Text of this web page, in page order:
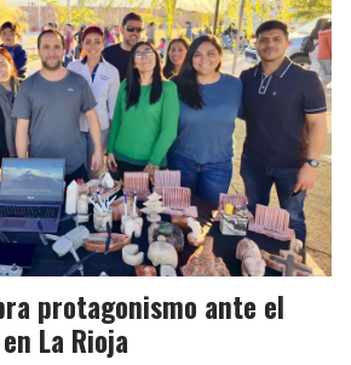
protagonismo ante el
La Rioja